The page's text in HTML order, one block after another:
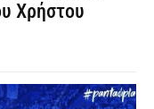
Χρήστου